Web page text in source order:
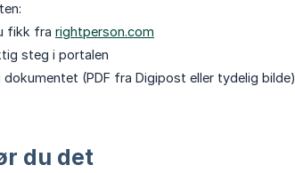
fikk fra rightperson.com
steg i portalen
dokumentet (PDF fra Digipost eller tydelig bilde)
du det